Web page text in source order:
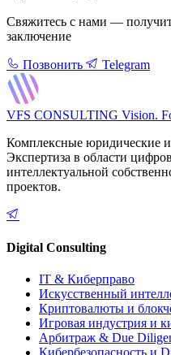
Свяжитесь с нами —
заключение
Позвонить Telegram
VFS CONSULTING Vision.
Комплексные юридические и
Экспертиза в области
интеллектуальной
проектов.
Digital Consulting
IT & Киберправо
Искусственный
Криптовалюты и
Игровая индустрия и
Арбитраж & Due
Кибербезопасность и